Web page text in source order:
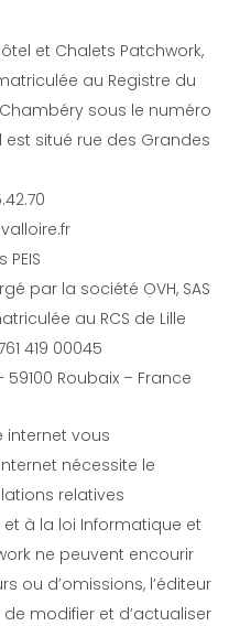
et Chalets Patchwork,
au Registre du
sous le numéro
est situé rue des Grandes
par la société OVH, SAS
au RCS de Lille
419 00045
Roubaix – France
internet vous
nécessite le
relatives
à la loi Informatique et
ne peuvent encourir
ou d’omissions, l’éditeur
modifier et d’actualiser